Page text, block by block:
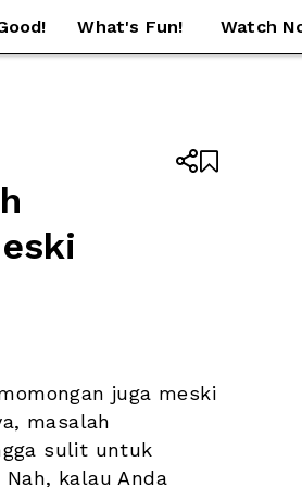
What's Fun! Watch


juga meski
masalah
sulit untuk
kalau Anda